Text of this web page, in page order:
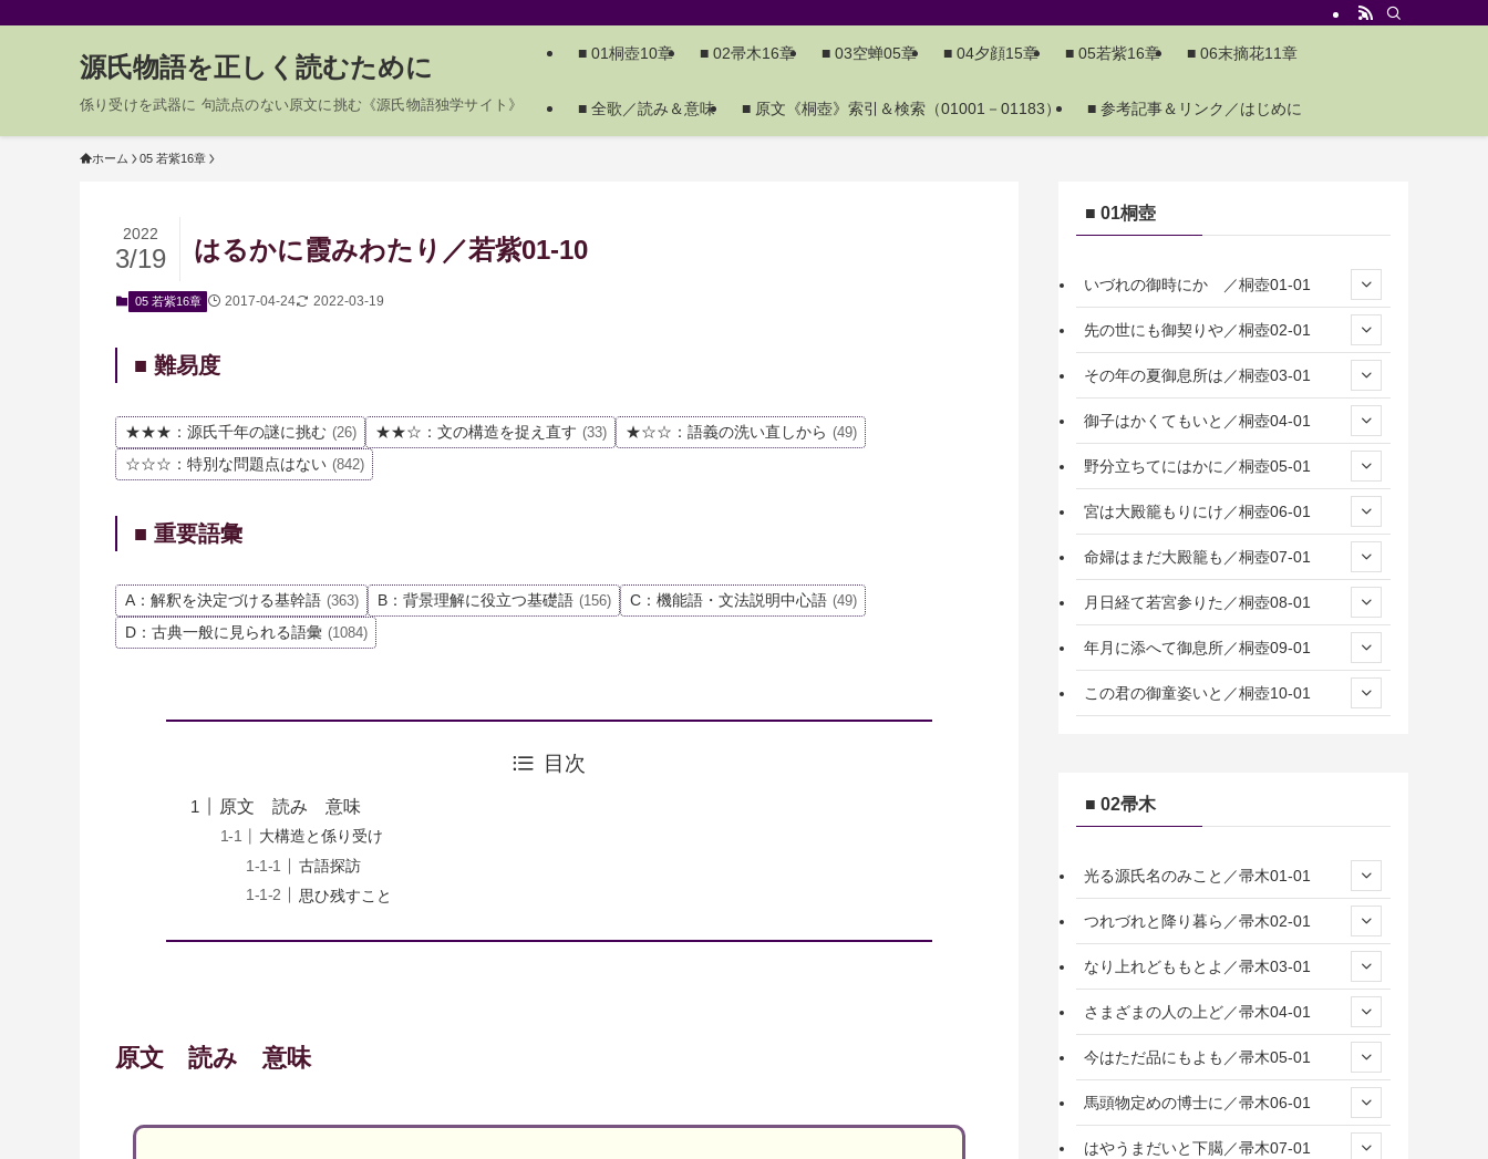
源氏物語を正しく読むために
係り受けを武器に 句読点のない原文に挑む《源氏物語独学サイト》
■ 01桐壺10章 ■ 02帚木16章 ■ 03空蝉05章 ■ 04夕顔15章 ■ 05若紫16章 ■ 06末摘花11章
■ 全歌／読み＆意味 ■ 原文《桐壺》索引＆検索（01001－01183） ■ 参考記事＆リンク／はじめに
ホーム 05 若紫16章
はるかに霞みわたり／若紫01-10
2022
3/19
05 若紫16章 2017-04-24 2022-03-19
■ 難易度
★★★：源氏千年の謎に挑む (26) ★★☆：文の構造を捉え直す (33) ★☆☆：語義の洗い直しから (49)
☆☆☆：特別な問題点はない (842)
■ 重要語彙
A：解釈を決定づける基幹語 (363) B：背景理解に役立つ基礎語 (156) C：機能語・文法説明中心語 (49)
D：古典一般に見られる語彙 (1084)
目次
原文 読み 意味
大構造と係り受け
古語探訪
思ひ残すこと
原文 読み 意味
■ 01桐壺
いづれの御時にか ／桐壺01-01
先の世にも御契りや／桐壺02-01
その年の夏御息所は／桐壺03-01
御子はかくてもいと／桐壺04-01
野分立ちてにはかに／桐壺05-01
宮は大殿籠もりにけ／桐壺06-01
命婦はまだ大殿籠も／桐壺07-01
月日経て若宮参りた／桐壺08-01
年月に添へて御息所／桐壺09-01
この君の御童姿いと／桐壺10-01
■ 02帚木
光る源氏名のみこと／帚木01-01
つれづれと降り暮ら／帚木02-01
なり上れどももとよ／帚木03-01
さまざまの人の上ど／帚木04-01
今はただ品にもよも／帚木05-01
馬頭物定めの博士に／帚木06-01
はやうまだいと下臈／帚木07-01